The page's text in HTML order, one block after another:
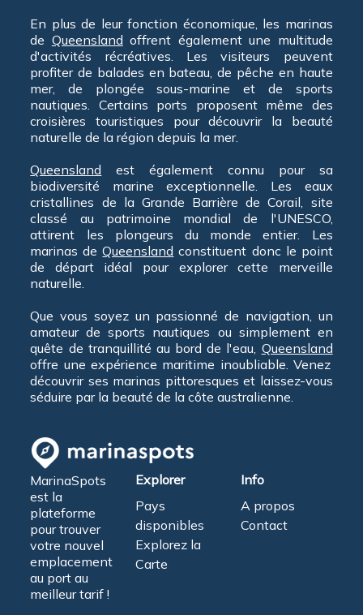
En plus de leur fonction économique, les marinas
de Queensland offrent également une multitude
d'activités récréatives. Les visiteurs peuvent
profiter de balades en bateau, de pêche en haute
mer, de plongée sous-marine et de sports
nautiques. Certains ports proposent même des
croisières touristiques pour découvrir la beauté
naturelle de la région depuis la mer.
Queensland est également connu pour sa
biodiversité marine exceptionnelle. Les eaux
cristallines de la Grande Barrière de Corail, site
classé au patrimoine mondial de l'UNESCO,
attirent les plongeurs du monde entier. Les
marinas deQueensland constituent donc le point
de départ idéal pour explorer cette merveille
naturelle.
Que vous soyez un passionné de navigation, un
amateur de sports nautiques ou simplement en
quête de tranquillité au bord de l'eau, Queensland
offre une expérience maritime inoubliable. Venez
découvrir ses marinas pittoresques et laissez-vous
séduire par la beauté de la côte australienne.
MarinaSpots
est la
plateforme
pour trouver
votre nouvel
emplacement
au port au
meilleur tarif !
Explorer
Pays
disponibles
Explorez la
Carte
Info
A propos
Contact